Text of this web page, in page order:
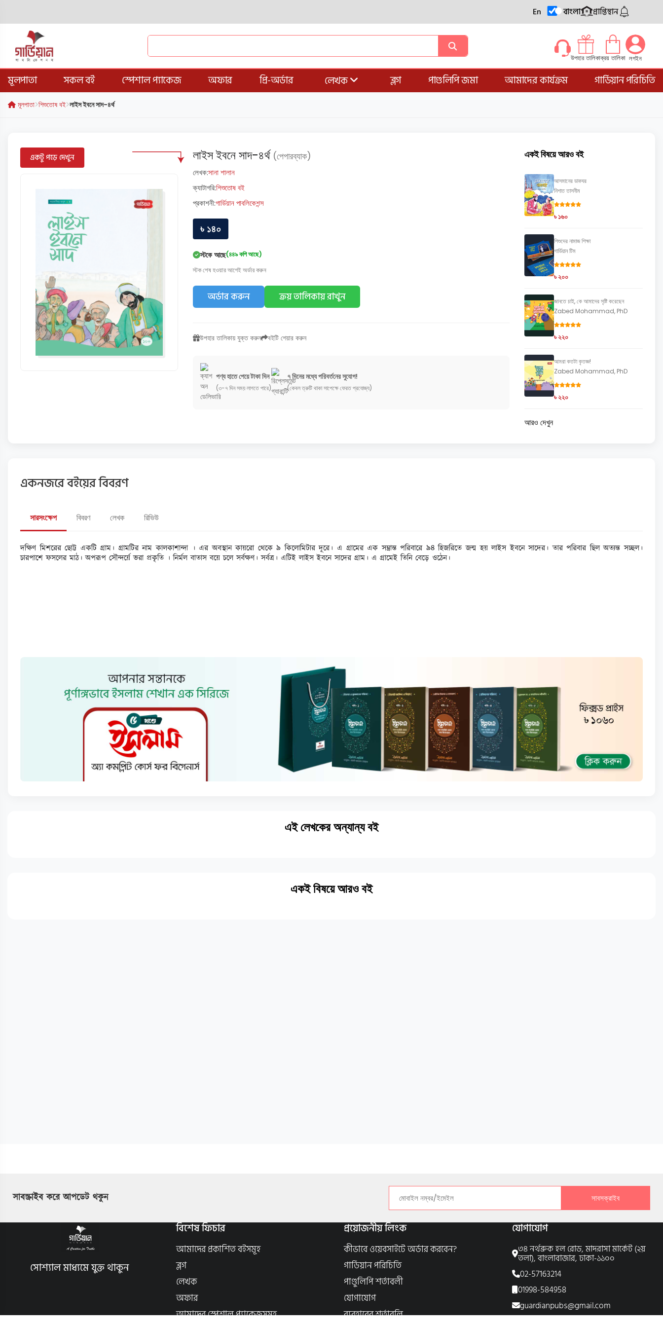
En বাংলা প্রাপ্তিস্থান
উপহার তালিকাক্রয় তালিকা লগইন
মূলপাতা সকল বই স্পেশাল প্যাকেজ অফার প্রি-অর্ডার লেখক ব্লগ পাণ্ডলিপি জমা আমাদের কার্যক্রম গার্ডিয়ান পরিচিতি
মূলপাতা শিশুতোষ বই লাইস ইবনে সাদ-৪র্থ
একটু পড়ে দেখুন লাইস ইবনে সাদ-৪র্থ (পেপারব্যাক)
লেখক:সানা শালান
ক্যাটাগরি:শিশুতোষ বই
প্রকাশনী:গার্ডিয়ান পাবলিকেশন্স
৳ ১৪০
স্টকে আছে(৪৪৯ কপি আছে)
স্টক শেষ হওয়ার আগেই অর্ডার করুন
অর্ডার করুন ক্রয় তালিকায় রাখুন
উপহার তালিকায় যুক্ত করুন বইটি শেয়ার করুন
পণ্য হাতে পেয়ে টাকা দিন
(৩-৭ দিন সময় লাগতে পারে)
৭ দিনের মধ্যে পরিবর্তনের সুযোগ!
(কেবল ত্রুটি থাকা সাপেক্ষে ফেরত প্রযোজ্য)
একই বিষয়ে আরও বই
আসমানের ডাকঘর
নিশাত তাসনীম
৳ ১৬০
শিশুদের নামাজ শিক্ষা
গার্ডিয়ান টিম
৳ ২০০
জানতে চাই, কে আমাদের সৃষ্টি করেছেন
Zabed Mohammad, PhD
৳ ২২০
আমরা কতটা কৃতজ্ঞ!
Zabed Mohammad, PhD
৳ ২২০
আরও দেখুন
একনজরে বইয়ের বিবরণ
সারসংক্ষেপ বিবরণ লেখক রিভিউ
দক্ষিণ মিশরের ছোট্ট একটি গ্রাম। গ্রামটির নাম কালকাশান্দা । এর অবস্থান কায়রো থেকে ৯ কিলোমিটার দূরে। এ গ্রামের এক সম্ভ্রান্ত পরিবারে ৯৪ হিজরিতে জন্ম হয় লাইস ইবনে সাদের। তার পরিবার ছিল অত্যন্ত সচ্ছল।
চারপাশে ফসলের মাঠ। অপরূপ সৌন্দর্য়ে ভরা প্রকৃতি । নির্মল বাতাস বয়ে চলে সর্বক্ষণ। সর্বত্র। এটিই লাইস ইবনে সাদের গ্রাম। এ গ্রামেই তিনি বেড়ে ওঠেন।
এই লেখকের অন্যান্য বই
একই বিষয়ে আরও বই
সাবস্ক্রাইব করে আপডেট থকুন সাবসক্রাইব
সোশ্যাল মাধ্যমে যুক্ত থাকুন
বিশেষ ফিচার
আমাদের প্রকাশিত বইসমূহ
ব্লগ
লেখক
অফার
আমাদের স্পেশাল প্যাকেজসমূহ
প্রয়োজনীয় লিংক
কীভাবে ওয়েবসাইটে অর্ডার করবেন?
গার্ডিয়ান পরিচিতি
পাণ্ডুলিপি শর্তাবলী
যোগাযোগ
ব্যবহারের শর্তাবলি
যোগাযোগ
৩৪ নর্থব্রুক হল রোড, মাদরাসা মার্কেট (২য়
তলা), বাংলাবাজার, ঢাকা-১১০০
02-57163214
01998-584958
guardianpubs@gmail.com